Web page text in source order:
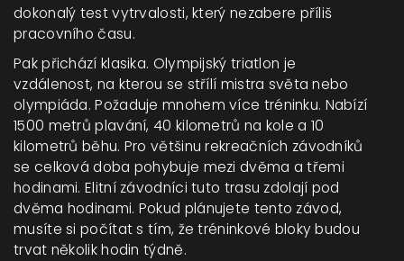
dokonalý test vytrvalosti, který nezabere příliš
pracovního času.
Pak přichází klasika. Olympijský triatlon je
vzdálenost, na kterou se střílí mistra světa nebo
olympiáda. Požaduje mnohem více tréninku. Nabízí
1500 metrů plavání, 40 kilometrů na kole a 10
kilometrů běhu. Pro většinu rekreačních závodníků
se celková doba pohybuje mezi dvěma a třemi
hodinami. Elitní závodníci tuto trasu zdolají pod
dvěma hodinami. Pokud plánujete tento závod,
musíte si počítat s tím, že tréninkové bloky budou
trvat několik hodin týdně.